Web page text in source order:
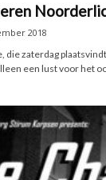
2018
die zaterdag
een lust voor het